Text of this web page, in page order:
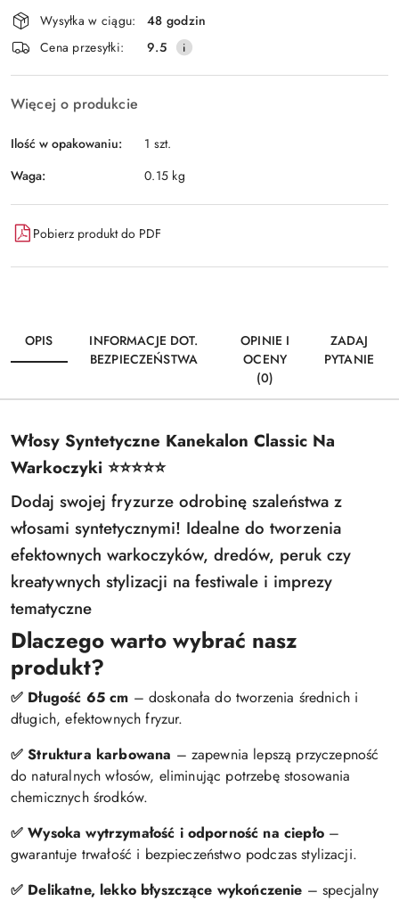
i
dostawa
Wysyłka w ciągu:
48 godzin
Cena przesyłki:
9.5
Więcej o produkcie
Ilość w opakowaniu:
1 szt.
Waga:
0.15 kg
Pobierz produkt do PDF
OPIS
INFORMACJE DOT.
BEZPIECZEŃSTWA
OPINIE I
OCENY
(0)
ZADAJ
PYTANIE
Włosy Syntetyczne Kanekalon Classic Na
Warkoczyki ⭐️⭐️⭐️⭐️⭐️
Dodaj swojej fryzurze odrobinę szaleństwa z
włosami syntetycznymi! Idealne do tworzenia
efektownych warkoczyków, dredów, peruk czy
kreatywnych stylizacji na festiwale i imprezy
tematyczne
Dlaczego warto wybrać nasz
produkt?
✅ Długość 65 cm – doskonała do tworzenia średnich i
długich, efektownych fryzur.
✅ Struktura karbowana – zapewnia lepszą przyczepność
do naturalnych włosów, eliminując potrzebę stosowania
chemicznych środków.
✅ Wysoka wytrzymałość i odporność na ciepło–
gwarantuje trwałość i bezpieczeństwo podczas stylizacji.
✅ Delikatne, lekko błyszczące wykończenie – specjalny